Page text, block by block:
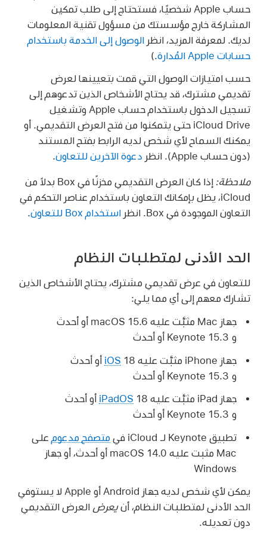
حساب Apple شخصيًا، فستحتاج إلى طلب تمكين
المشاركة خارج مؤسستك من مسؤول تقنية المعلومات
لديك. لمعرفة المزيد، انظر الوصول إلى الخدمة باستخدام
حسابات Apple المُدارة
.)
حسب امتيازات الوصول التي قمت بتعيينها لعرض
تقديمي مشترك، قد يحتاج الأشخاص الذين تدعوهم إلى
تسجيل الدخول باستخدام حساب Apple وتشغيل
iCloud Drive حتى يتمكنوا من فتح العرض التقديمي. أو
يمكنك السماح لأي شخص لديه الرابط بفتح المستند
(دون حساب Apple). انظر
دعوة الآخرين للتعاون
ملاحظة:
إذا كان العرض التقديمي مخزنًا في Box بدلاً من
iCloud، يظل بإمكانك التعاون باستخدام عناصر التحكم في
التعاون الموجودة في Box. انظر
استخدام Box للتعاون
الحد الأدنى لمتطلبات النظام
للتعاون في عرض تقديمي مشترك، يحتاج الأشخاص الذين
تشارك معهم إلى أي مما يلي:
جهاز Mac مثبَّت عليه macOS 15.6 أو أحدث
و Keynote 15.3 أو أحدث
جهاز iPhone مثبَّت عليه iOS 18 أو أحدث
و Keynote 15.3 أو أحدث
جهاز iPad مثبَّت عليه iPadOS 18 أو أحدث
و Keynote 15.3 أو أحدث
تطبيق Keynote لـ iCloud في متصفح مدعوم على
Mac مثبت عليه macOS 14.0 أو أحدث، أو جهاز
Windows
يمكن لأي شخص لديه جهاز Android أو Apple لا يستوفي
الحد الأدنى لمتطلبات النظام، أنيعرض العرض التقديمي
دون تعديله.